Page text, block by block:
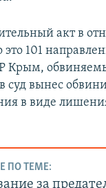
акт в
101
суд вынес
в виде
ПО ТЕМЕ:
за